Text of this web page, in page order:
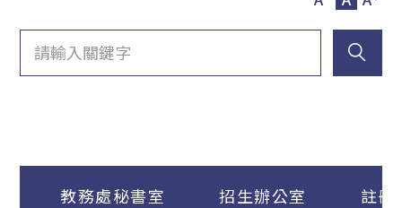
教務處秘書室 招生辦公室 註冊